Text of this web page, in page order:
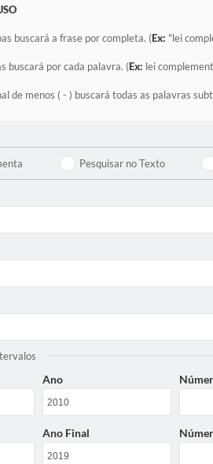
buscará a frase por completa. (Ex: "lei
buscará por cada palavra. (Ex: lei
de menos ( - ) buscará todas as palavras
Pesquisar no Texto
Ano
Ano Final